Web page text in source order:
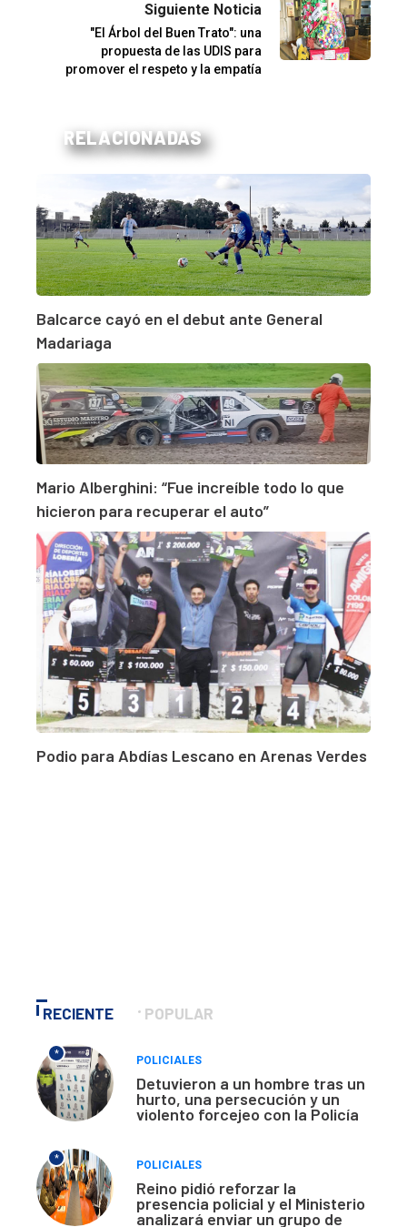
Siguiente Noticia
"El Árbol del Buen Trato": una
propuesta de las UDIS para
promover el respeto y la empatía
RELACIONADAS
Balcarce cayó en el debut ante General
Madariaga
Mario Alberghini: “Fue increíble todo lo que
hicieron para recuperar el auto”
Podio para Abdías Lescano en Arenas Verdes
RECIENTE POPULAR
*
POLICIALES
Detuvieron a un hombre tras un
hurto, una persecución y un
violento forcejeo con la Policía
*
POLICIALES
Reino pidió reforzar la
presencia policial y el Ministerio
analizará enviar un grupo de